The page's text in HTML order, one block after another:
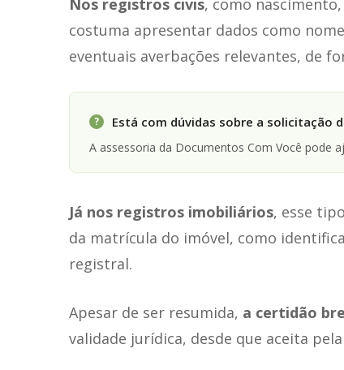
Nos registros civis, como
costuma apresentar dados como
eventuais averbações relevantes, de
? Está com dúvidas sobre a solicitação
A assessoria da Documentos Com Você pode
Já nos registros imobiliários, esse
da matrícula do imóvel, como
registral.
Apesar de ser resumida, a certidão
validade jurídica, desde que aceita